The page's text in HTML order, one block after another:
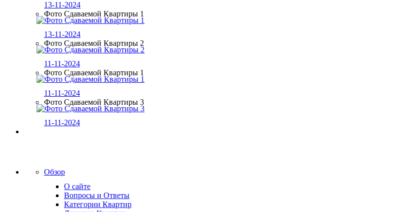
13-11-2024
Фото Сдаваемой Квартиры 1
13-11-2024
Фото Сдаваемой Квартиры 2
11-11-2024
Фото Сдаваемой Квартиры 1
11-11-2024
Фото Сдаваемой Квартиры 3
11-11-2024
Обзор
О сайте
Вопросы и Ответы
Категории Квартир